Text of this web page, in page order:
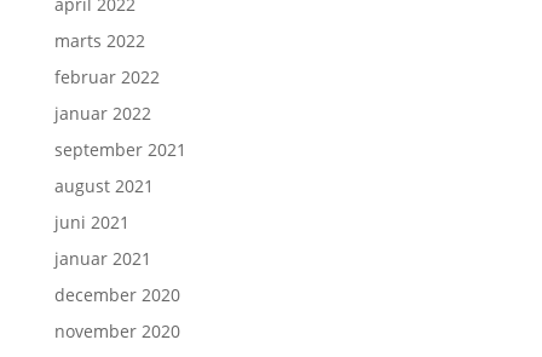
marts 2022
februar 2022
januar 2022
september 2021
august 2021
juni 2021
januar 2021
december 2020
november 2020